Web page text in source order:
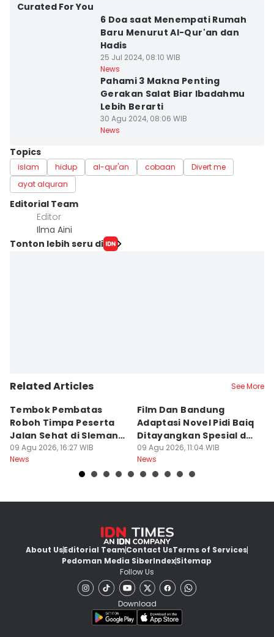
Curated For You
6 Doa saat Menempati Rumah
Baru Menurut Al-Qur'an dan
Hadis
25 Jul 2024, 08:10 WIB
News
Pahami 3 Makna Penting
Gerakan Salat Biar Ibadahmu
Lebih Berarti
30 Agu 2024, 08:06 WIB
News
Topics
islam hidup al-qur'an cobaan
Divert me
ayat alquran
Editorial Team
Editor
Ilma Aini
Tonton lebih seru di
Related Articles See More
Tembok Pembatas
Roboh Timpa Peserta
Jalan Sehat di Sleman,
10 Orang Luka
09 Agu 2026, 16:27 WIB
News
Film Dan Bandung
Adaptasi Novel Pidi Baiq
Ditayangkan Spesial di
Jogja
09 Agu 2026, 11:04 WIB
News
About UsEditorial TeamContact UsTerms of Services
Pedoman Media SiberIndexSitemap
Follow Us
Download